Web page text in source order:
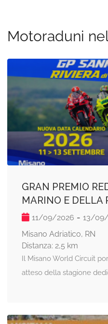
Motoraduni
GRAN PREMIO
MARINO E DELLA
11/09/2026 - 13/
Misano Adriatico, RN
Distanza: 2,5 km
Il Misano World Circuit
atteso della stagione